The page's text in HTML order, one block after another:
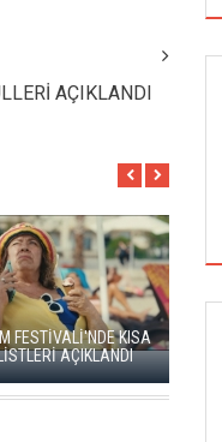
AÇIKLANDI
FESTİVALİ'NDE KISA
AÇIKLANDISİNEMA